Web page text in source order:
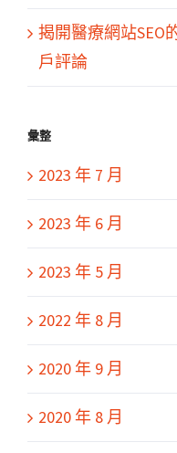
揭開醫療網站SEO
戶評論
彙整
2023 年 7 月
2023 年 6 月
2023 年 5 月
2022 年 8 月
2020 年 9 月
2020 年 8 月